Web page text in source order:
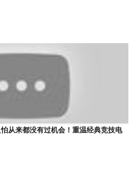
从来都没有过机会！重温经典竞技电